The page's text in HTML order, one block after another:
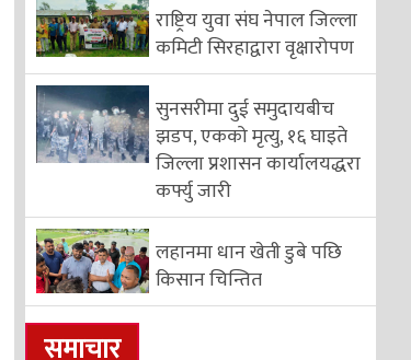
राष्ट्रिय युवा संघ नेपाल जिल्ला
कमिटी सिरहाद्वारा वृक्षारोपण
सुनसरीमा दुई समुदायबीच
झडप, एकको मृत्यु, १६ घाइते
जिल्ला प्रशासन कार्यालयद्धरा
कर्फ्यु जारी
लहानमा धान खेती डुबे पछि
किसान चिन्तित
समाचार